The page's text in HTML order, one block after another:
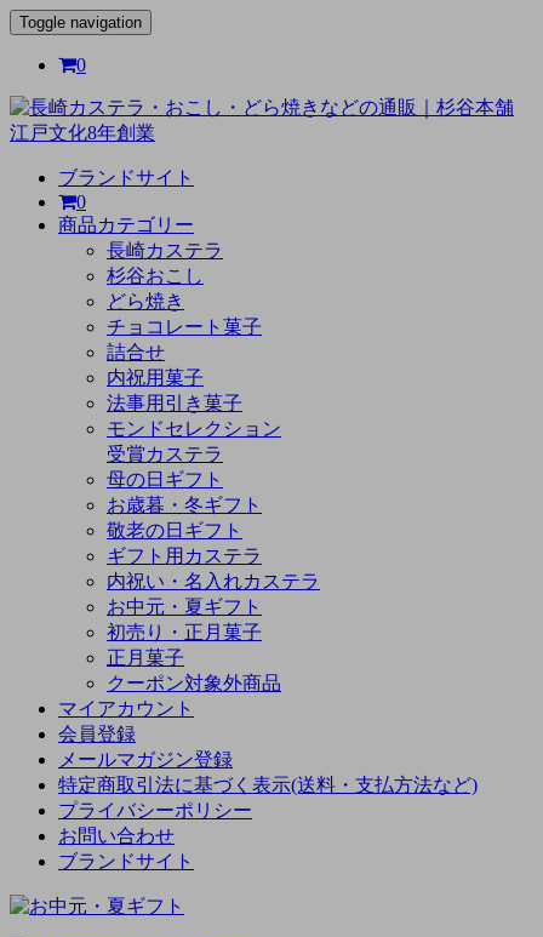
Toggle navigation
0
ブランドサイト
0
商品カテゴリー
長崎カステラ
杉谷おこし
どら焼き
チョコレート菓子
詰合せ
内祝用菓子
法事用引き菓子
モンドセレクション
受賞カステラ
母の日ギフト
お歳暮・冬ギフト
敬老の日ギフト
ギフト用カステラ
内祝い・名入れカステラ
お中元・夏ギフト
初売り・正月菓子
正月菓子
クーポン対象外商品
マイアカウント
会員登録
メールマガジン登録
特定商取引法に基づく表示(送料・支払方法など)
プライバシーポリシー
お問い合わせ
ブランドサイト